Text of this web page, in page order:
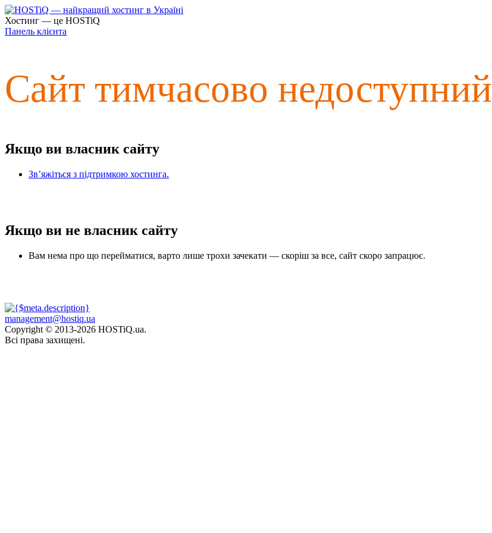
Хостинг — це HOSTiQ
Панель клієнта
Сайт тимчасово недоступний
Якщо ви власник сайту
Зв’яжіться з підтримкою хостинга.
Якщо ви не власник сайту
Вам нема про що перейматися, варто лише трохи зачекати — скоріш за все, сайт скоро запрацює.
management@hostiq.ua
Copyright © 2013-2026 HOSTiQ.ua.
Всі права захищені.